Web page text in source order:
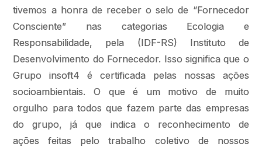
tivemos a honra de receber o selo de “Fornecedor
Consciente” nas categorias Ecologia e
Responsabilidade, pela (IDF-RS) Instituto de
Desenvolvimento do Fornecedor. Isso significa que o
Grupo insoft4 é certificada pelas nossas ações
socioambientais. O que é um motivo de muito
orgulho para todos que fazem parte das empresas
do grupo, já que indica o reconhecimento de
ações feitas pelo trabalho coletivo de nossos